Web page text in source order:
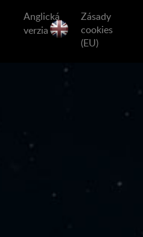
Anglická
verzia
Zásady
cookies
(EU)